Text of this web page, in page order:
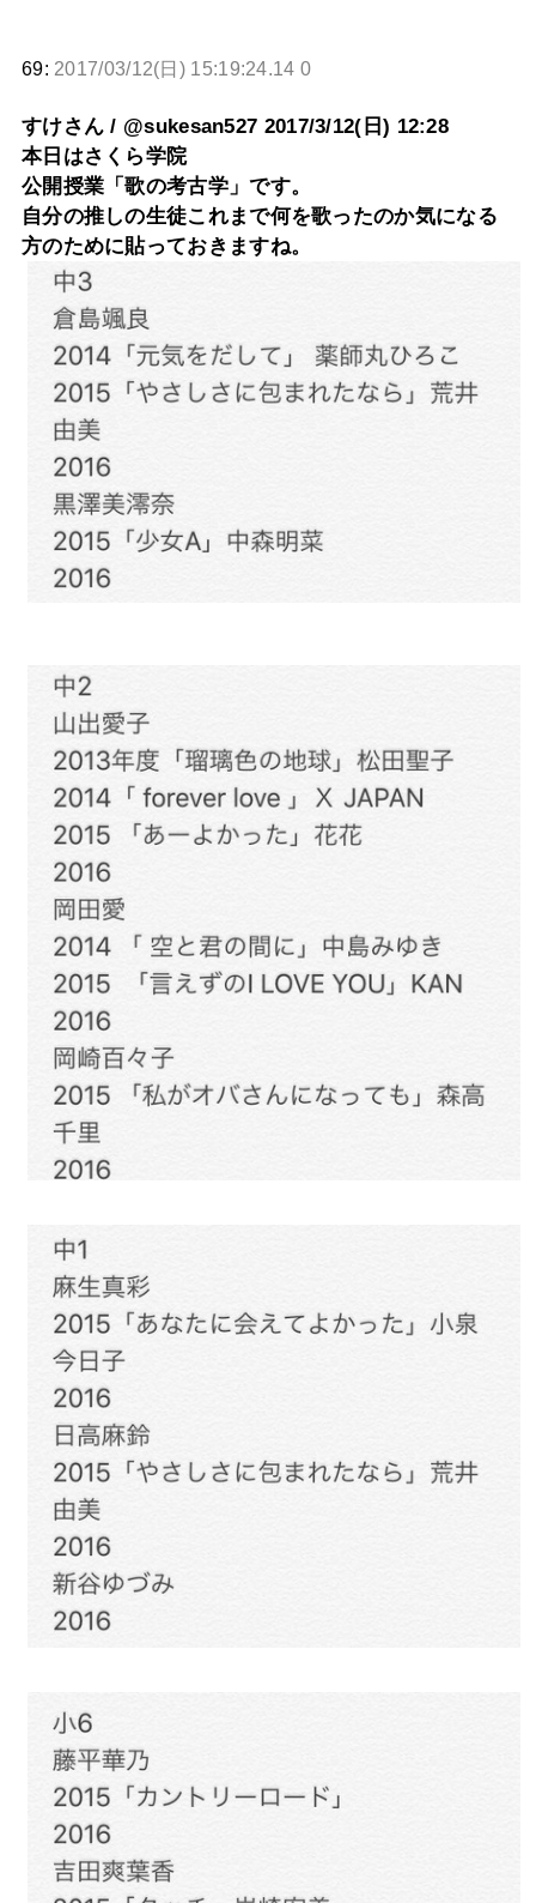
69: 2017/03/12(日) 15:19:24.14 0
すけさん / @sukesan527 2017/3/12(日) 12:28
本日はさくら学院
公開授業「歌の考古学」です。
自分の推しの生徒これまで何を歌ったのか気になる
方のために貼っておきますね。